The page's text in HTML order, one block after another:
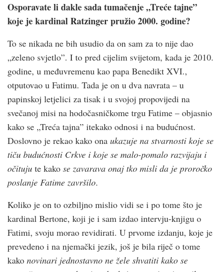
Osporavate li dakle sada tumačenje „Treće tajne”
koje je kardinal Ratzinger pružio 2000. godine?
To se nikada ne bih usudio da on sam za to nije dao
„zeleno svjetlo”. I to pred cijelim svijetom, kada je 2010.
godine, u međuvremenu kao papa Benedikt XVI.,
otputovao u Fatimu. Tada je on u dva navrata – u
papinskoj letjelici za tisak i u svojoj propovijedi na
svečanoj misi na hodočasničkome trgu Fatime – objasnio
kako se „Treća tajna” itekako odnosi i na budućnost.
Doslovno je rekao kako ona ukazuje na stvarnosti koje se
tiču budućnosti Crkve i koje se malo-pomalo razvijaju i
očituju te kako se zavarava onaj tko misli da je proročko
poslanje Fatime završilo.
Koliko je on to ozbiljno mislio vidi se i po tome što je
kardinal Bertone, koji je i sam izdao intervju-knjigu o
Fatimi, svoju morao revidirati. U prvome izdanju, koje je
prevedeno i na njemački jezik, još je bila riječ o tome
kako novinari jednostavno ne žele shvatiti kako se